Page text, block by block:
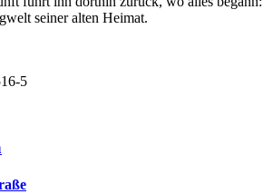
seiner alten Heimat.
5